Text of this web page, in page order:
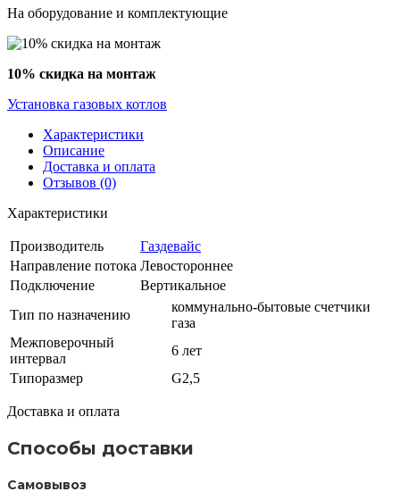
На оборудование и комплектующие
10% скидка на монтаж
Установка газовых котлов
Характеристики
Описание
Доставка и оплата
Отзывов (0)
Характеристики
Производитель
Газдевайс
Направление потока Левостороннее
Подключение
Вертикальное
Тип по назначению
коммунально-бытовые счетчики
газа
Межповерочный
интервал
6 лет
Типоразмер
G2,5
Доставка и оплата
Способы доставки
Самовывоз